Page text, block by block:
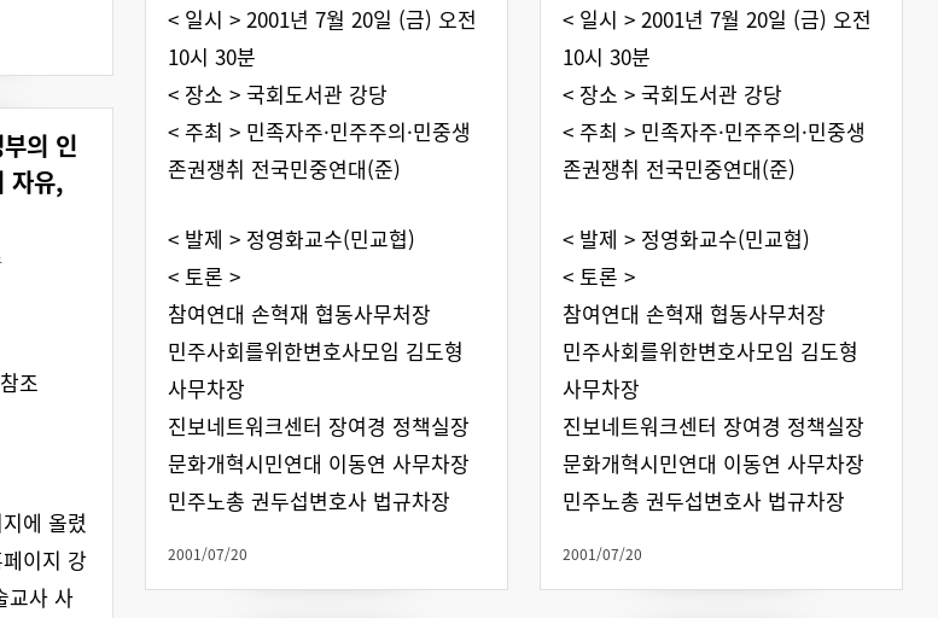
< 일시 > 2001년 7월 20일 (금) 오전
10시 30분
< 장소 > 국회도서관 강당
< 주최 > 민족자주·민주주의·민중생
존권쟁취 전국민중연대(준)
< 발제 > 정영화교수(민교협)
< 토론 >
참여연대 손혁재 협동사무처장
민주사회를위한변호사모임 김도형
사무차장
진보네트워크센터 장여경 정책실장
문화개혁시민연대 이동연 사무차장
민주노총 권두섭변호사 법규차장
2001/07/20
< 일시 > 2001년 7월 20일 (금) 오전
10시 30분
< 장소 > 국회도서관 강당
< 주최 > 민족자주·민주주의·민중생
존권쟁취 전국민중연대(준)
< 발제 > 정영화교수(민교협)
< 토론 >
참여연대 손혁재 협동사무처장
민주사회를위한변호사모임 김도형
사무차장
진보네트워크센터 장여경 정책실장
문화개혁시민연대 이동연 사무차장
민주노총 권두섭변호사 법규차장
2001/07/20
의 인
자유,
조
에 올렸
이지 강
교사 사